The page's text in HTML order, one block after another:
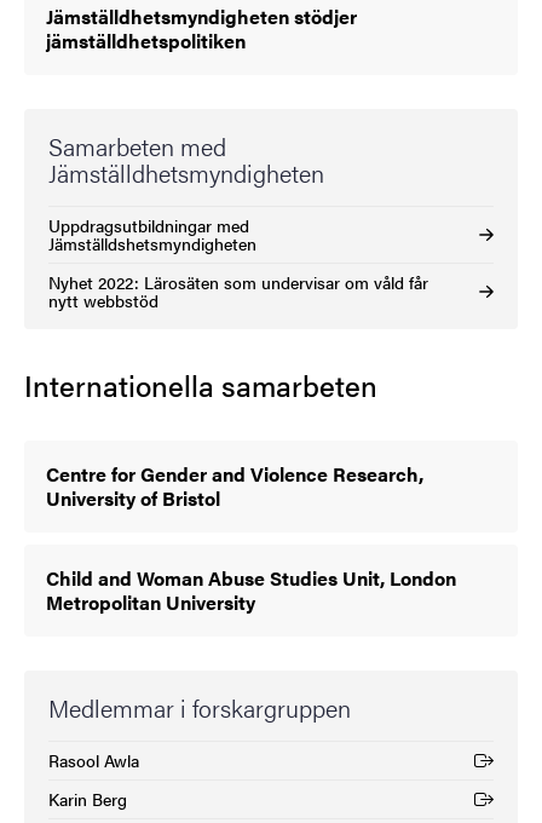
Jämställdhetsmyndigheten stödjer
jämställdhetspolitiken
Samarbeten med
Jämställdhetsmyndigheten
Uppdragsutbildningar med
Jämställdshetsmyndigheten
Nyhet 2022: Lärosäten som undervisar om våld får
nytt webbstöd
Internationella samarbeten
Centre for Gender and Violence Research,
University of Bristol
Child and Woman Abuse Studies Unit, London
Metropolitan University
Medlemmar i forskargruppen
Rasool Awla
(Extern länk)
Karin Berg
(Extern länk)